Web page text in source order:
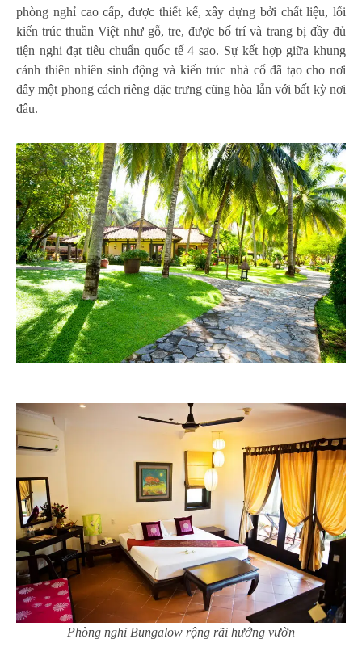
phòng nghỉ cao cấp, được thiết kế, xây dựng bởi chất liệu, lối
kiến trúc thuần Việt như gỗ, tre, được bố trí và trang bị đầy đủ
tiện nghi đạt tiêu chuẩn quốc tế 4 sao. Sự kết hợp giữa khung
cảnh thiên nhiên sinh động và kiến trúc nhà cổ đã tạo cho nơi
đây một phong cách riêng đặc trưng cũng hòa lẫn với bất kỳ nơi
đâu.
Phòng nghỉ Bungalow rộng rãi hướng vườn